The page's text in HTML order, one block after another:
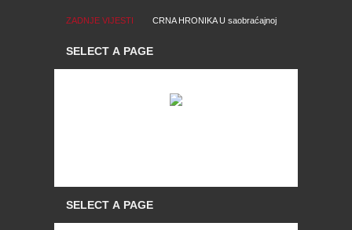
ZADNJE VIJESTI CRNA HRONIKA U saobraćajnoj
nesreći kod Hadžića poginuo
motociklista
REAKCIJA Suljagić: Sad je jasno
da iza napada na Memorijalni
centar stoje najviši zvaničnici
SNSD-a